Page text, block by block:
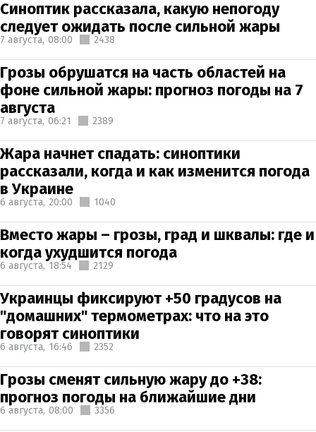
Синоптик рассказала, какую непогоду
следует ожидать после сильной жары
7 августа, 08:00 2438
Грозы обрушатся на часть областей на
фоне сильной жары: прогноз погоды на 7
августа
7 августа, 06:21 2389
Жара начнет спадать: синоптики
рассказали, когда и как изменится погода
в Украине
6 августа, 20:00 1040
Вместо жары – грозы, град и шквалы: где и
когда ухудшится погода
6 августа, 18:54 2129
Украинцы фиксируют +50 градусов на
"домашних" термометрах: что на это
говорят синоптики
6 августа, 16:46 2352
Грозы сменят сильную жару до +38:
прогноз погоды на ближайшие дни
6 августа, 08:00 3356